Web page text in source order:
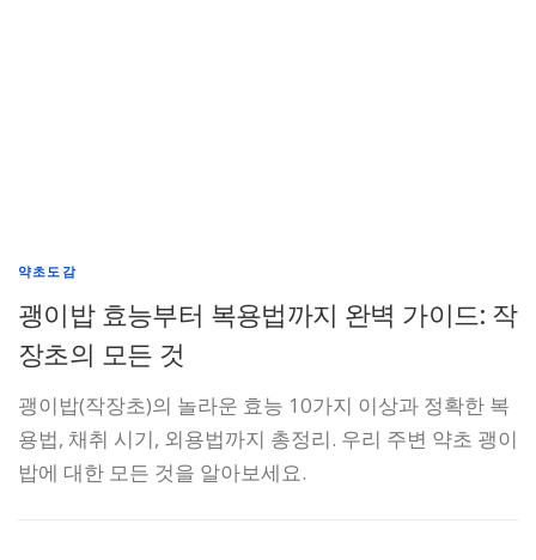
약초도감
괭이밥 효능부터 복용법까지 완벽 가이드: 작
장초의 모든 것
괭이밥(작장초)의 놀라운 효능 10가지 이상과 정확한 복
용법, 채취 시기, 외용법까지 총정리. 우리 주변 약초 괭이
밥에 대한 모든 것을 알아보세요.